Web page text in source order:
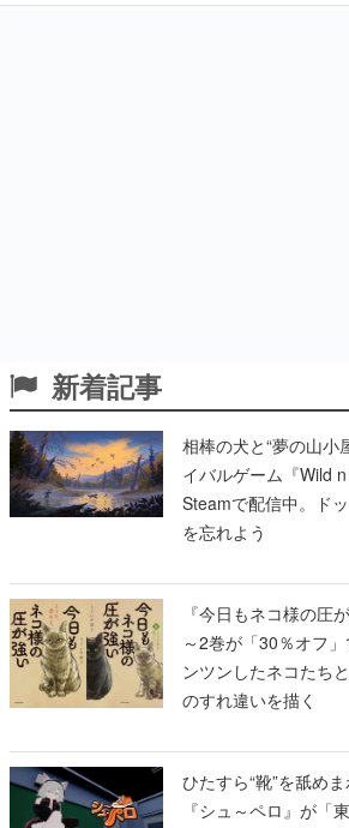
新着記事
相棒の犬と“夢の山小
イバルゲーム『Wild
Steamで配信中。ド
を忘れよう
『今日もネコ様の圧
～2巻が「30％オフ
ンツンしたネコたち
のすれ違いを描く
ひたすら“靴”を舐め
『シュ～ペロ』が「